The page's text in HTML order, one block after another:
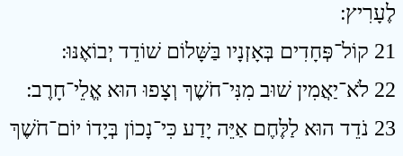
לֶעָרִיץ ׃
21 קוֹל־פְּחָדִים בְּאָזְנָיו בַּשָּׁלוֹם שׁוֹדֵד יְבוֹאֶנּוּ ׃
22 לֹא־יַאֲמִין שׁוּב מִנִּי־חֹשֶׁךְ וְצָפוּ הוּא אֱלֵי־חָרֶב ׃
23 נֹדֵד הוּא לַלֶּחֶם אַיֵּה יָדַע כִּי־נָכוֹן בְּיָדוֹ יוֹם־חֹשֶׁךְ